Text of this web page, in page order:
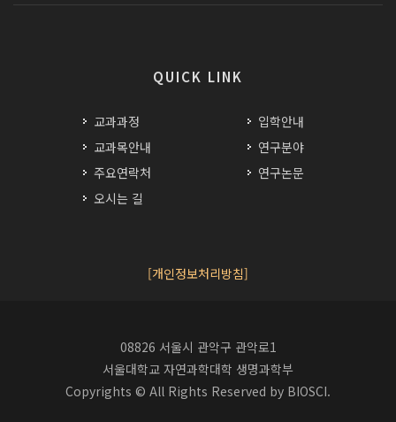
QUICK LINK
교과과정
교과목안내
주요연락처
오시는 길
입학안내
연구분야
연구논문
[개인정보처리방침]
08826 서울시 관악구 관악로1
서울대학교 자연과학대학 생명과학부
Copyrights © All Rights Reserved by BIOSCI.